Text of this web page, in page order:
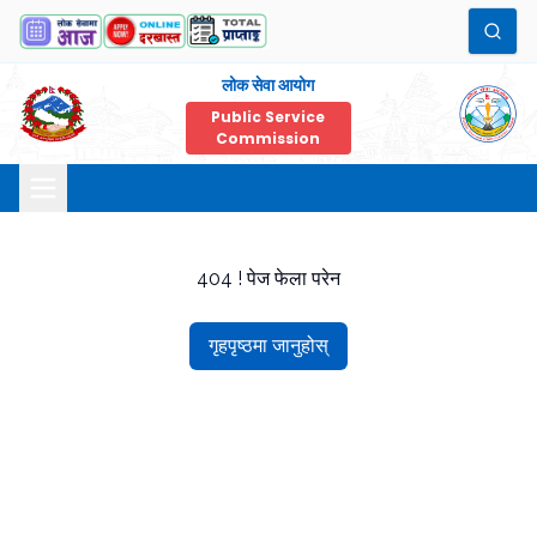
लोक सेवा आयोग
Public Service
Commission
404 ! पेज फेला परेन
गृहपृष्ठमा जानुहोस्